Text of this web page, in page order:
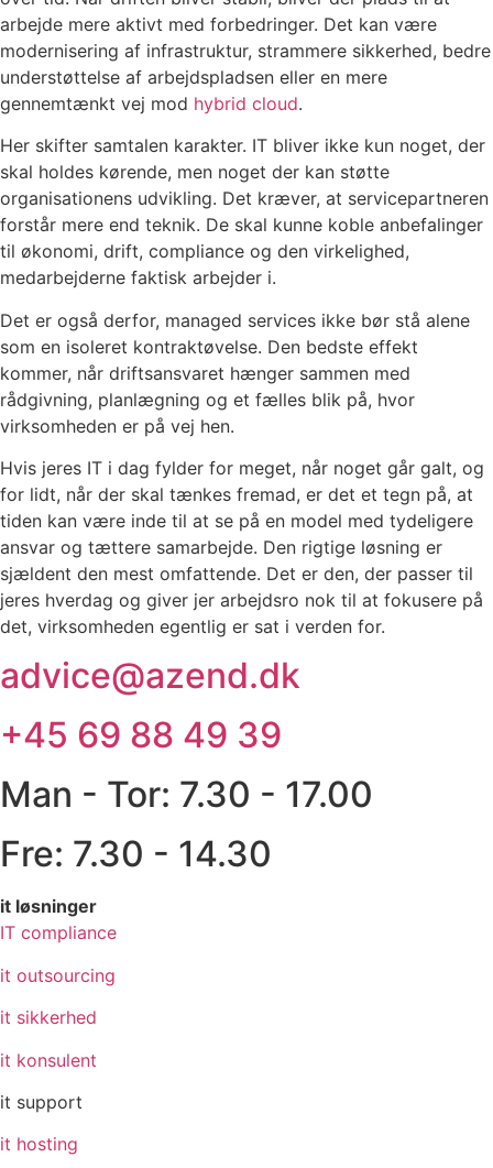
arbejde mere aktivt med forbedringer. Det kan være
modernisering af infrastruktur, strammere sikkerhed, bedre
understøttelse af arbejdspladsen eller en mere
gennemtænkt vej mod hybrid cloud.
Her skifter samtalen karakter. IT bliver ikke kun noget, der
skal holdes kørende, men noget der kan støtte
organisationens udvikling. Det kræver, at servicepartneren
forstår mere end teknik. De skal kunne koble anbefalinger
til økonomi, drift, compliance og den virkelighed,
medarbejderne faktisk arbejder i.
Det er også derfor, managed services ikke bør stå alene
som en isoleret kontraktøvelse. Den bedste effekt
kommer, når driftsansvaret hænger sammen med
rådgivning, planlægning og et fælles blik på, hvor
virksomheden er på vej hen.
Hvis jeres IT i dag fylder for meget, når noget går galt, og
for lidt, når der skal tænkes fremad, er det et tegn på, at
tiden kan være inde til at se på en model med tydeligere
ansvar og tættere samarbejde. Den rigtige løsning er
sjældent den mest omfattende. Det er den, der passer til
jeres hverdag og giver jer arbejdsro nok til at fokusere på
det, virksomheden egentlig er sat i verden for.
advice@azend.dk
+45 69 88 49 39
Man - Tor: 7.30 - 17.00
Fre: 7.30 - 14.30
it løsninger
IT compliance
it outsourcing
it sikkerhed
it konsulent
it support
it hosting